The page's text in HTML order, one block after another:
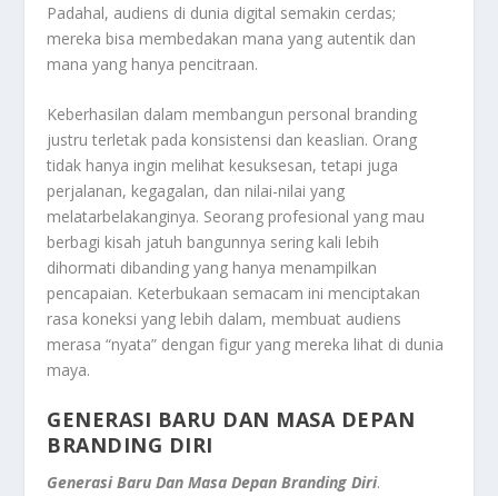
Padahal, audiens di dunia digital semakin cerdas;
mereka bisa membedakan mana yang autentik dan
mana yang hanya pencitraan.
Keberhasilan dalam membangun personal branding
justru terletak pada konsistensi dan keaslian. Orang
tidak hanya ingin melihat kesuksesan, tetapi juga
perjalanan, kegagalan, dan nilai-nilai yang
melatarbelakanginya. Seorang profesional yang mau
berbagi kisah jatuh bangunnya sering kali lebih
dihormati dibanding yang hanya menampilkan
pencapaian. Keterbukaan semacam ini menciptakan
rasa koneksi yang lebih dalam, membuat audiens
merasa “nyata” dengan figur yang mereka lihat di dunia
maya.
GENERASI BARU DAN MASA DEPAN
BRANDING DIRI
Generasi Baru Dan Masa Depan Branding Diri.